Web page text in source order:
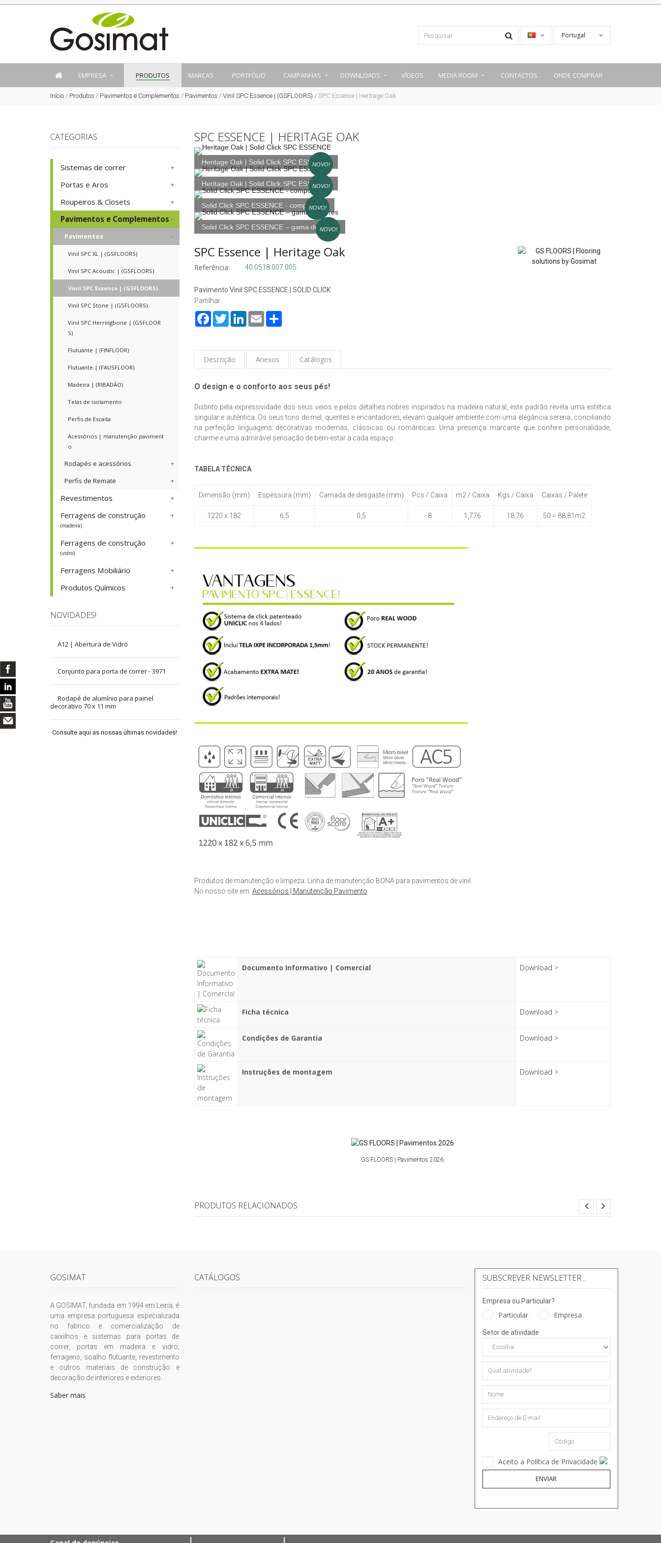
Portugal
EMPRESA PRODUTOS MARCAS PORTFÓLIO CAMPANHAS DOWNLOADS VÍDEOS MEDIA ROOM CONTACTOS ONDE COMPRAR
Início / Produtos / Pavimentos e Complementos / Pavimentos / Vinil SPC Essence | (GSFLOORS) / SPC Essence | Heritage Oak
CATEGORIAS
Sistemas de correr
Portas e Aros
Roupeiros & Closets
Pavimentos e Complementos
Pavimentos
Vinil SPC XL | (GSFLOORS)
Vinil SPC Acoustic | (GSFLOORS)
Vinil SPC Essence | (GSFLOORS)
Vinil SPC Stone | (GSFLOORS)
Vinil SPC Herringbone | (GSFLOOR
S)
Flutuante | (FINFLOOR)
Flutuante | (FAUSFLOOR)
Madeira | (RIBADÃO)
Telas de isolamento
Perfis de Escada
Acessórios | manutenção paviment
o
Rodapés e acessórios
Perfis de Remate
Revestimentos
Ferragens de construção
(madeira)
Ferragens de construção
(vidro)
Ferragens Mobiliário
Produtos Químicos
NOVIDADES!
A12 | Abertura de Vidro
Conjunto para porta de correr - 3971
Rodapé de alumínio para painel
decorativo 70 x 11 mm
Consulte aqui as nossas últimas novidades!
SPC ESSENCE | HERITAGE OAK
Heritage Oak | Solid Click SPC ESSENCE
NOVO!
Heritage Oak | Solid Click SPC ESSENCE
NOVO!
Solid Click SPC ESSENCE - composição
NOVO!
Solid Click SPC ESSENCE – gama de cores
NOVO!
SPC Essence | Heritage Oak
Referência: 40.0518.007.005
Pavimento Vinil SPC ESSENCE | SOLID CLICK
Partilhar:
FacebookTwitterLinkedInEmail Share
Descrição Anexos Catálogos
O design e o conforto aos seus pés!
Distinto pela expressividade dos seus veios e pelos detalhes nobres inspirados na madeira natural, este padrão revela uma estética
singular e autêntica. Os seus tons de mel, quentes e encantadores, elevam qualquer ambiente com uma elegância serena, conciliando
na perfeição linguagens decorativas modernas, clássicas ou românticas. Uma presença marcante que confere personalidade,
charme e uma admirável sensação de bem-estar a cada espaço.
TABELA TÉCNICA
Dimensão (mm) Espessura (mm) Camada de desgaste (mm) Pcs / Caixa m2 / Caixa Kgs / Caixa Caixas / Palete
1220 x 182 6,5 0,5 8 1,776 18,76 50 = 88,81m2
Produtos de manutenção e limpeza: Linha de manutenção BONA para pavimentos de vinil.
No nosso site em: Acessórios | Manutenção Pavimento
Documento Informativo | Comercial Download >
Ficha técnica Download >
Condições de Garantia Download >
Instruções de montagem Download >
GS FLOORS | Pavimentos 2026
PRODUTOS RELACIONADOS
GOSIMAT
A GOSIMAT, fundada em 1994 em Leiria, é
uma empresa portuguesa especializada
no fabrico e comercialização de
caixilhos e sistemas para portas de
correr, portas em madeira e vidro,
ferragens, soalho flutuante, revestimento
e outros materiais de construção e
decoração de interiores e exteriores.
Saber mais
CATÁLOGOS SUBSCREVER NEWSLETTER...
Empresa ou Particular?
Particular Empresa
Setor de atividade
Aceito a Política de Privacidade
ENVIAR